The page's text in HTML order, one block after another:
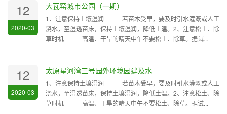
12
2020-03
大瓦窑城市公园（一期）
1、注意保持土壤湿润 若苗木受早，要及时引水灌溉或人工
浇水，至湿透苗床，保持土壤湿润，降低土温。2、注意松土、除
草时机 高温、干旱的晴天中午不要松土、除草。据试...
12
2020-03
太原星河湾三号园外环境园建及水
1、注意保持土壤湿润 若苗木受早，要及时引水灌溉或人工
浇水，至湿透苗床，保持土壤湿润，降低土温。2、注意松土、除
草时机 高温、干旱的晴天中午不要松土、除草。据试...